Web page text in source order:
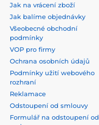
Jak na vrácení zboží
Jak balíme objednávky
Všeobecné obchodní
podmínky
VOP pro firmy
Ochrana osobních údajů
Podmínky užití webového
rozhraní
Reklamace
Odstoupení od smlouvy
Formulář na odstoupení od